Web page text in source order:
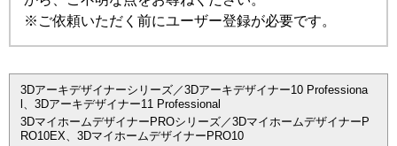
※ご依頼いただく前にユーザー登録が必要です。
3Dアーキデザイナーシリーズ／3Dアーキデザイナー10 Professiona
l、3Dアーキデザイナー11 Professional
3DマイホームデザイナーPROシリーズ／3DマイホームデザイナーP
RO10EX、3DマイホームデザイナーPRO10